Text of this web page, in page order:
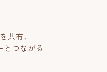
共有、
つながる